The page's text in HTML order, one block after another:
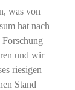
was von
hat nach
und wir
riesigen
Stand